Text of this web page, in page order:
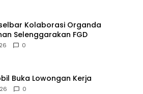
Kolaborasi Organda
Selenggarakan FGD
0
Buka Lowongan Kerja
0